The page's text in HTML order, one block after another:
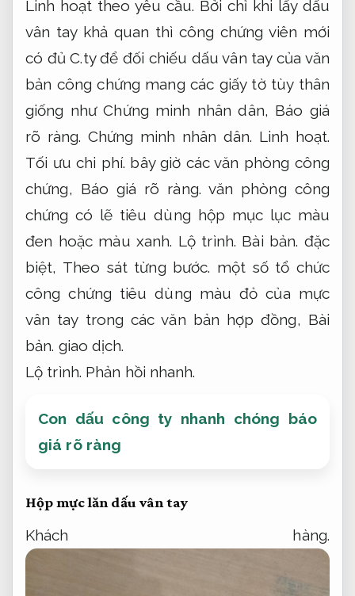
Linh hoạt theo yêu cầu. Bởi chỉ khi lấy dấu
vân tay khả quan thì công chứng viên mới
có đủ C.ty để đối chiếu dấu vân tay của văn
bản công chứng mang các giấy tờ tùy thân
giống như Chứng minh nhân dân, Báo giá
rõ ràng. Chứng minh nhân dân. Linh hoạt.
Tối ưu chi phí. bây giờ các văn phòng công
chứng, Báo giá rõ ràng. văn phòng công
chứng có lẽ tiêu dùng hộp mục lục màu
đen hoặc màu xanh. Lộ trình. Bài bản. đặc
biệt, Theo sát từng bước. một số tổ chức
công chứng tiêu dùng màu đỏ của mực
vân tay trong các văn bản hợp đồng, Bài
bản. giao dịch.
Lộ trình. Phản hồi nhanh.
Con dấu công ty nhanh chóng báo
giá rõ ràng
Hộp mực lăn dấu vân tay
Khách hàng.